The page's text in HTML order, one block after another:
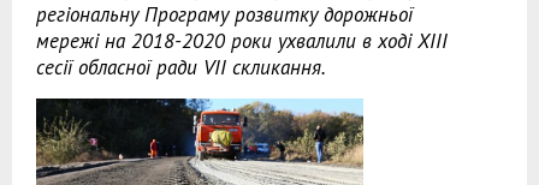
регіональну Програму розвитку дорожньої
мережі на 2018-2020 роки ухвалили в ході XIII
сесії обласної ради VII скликання.